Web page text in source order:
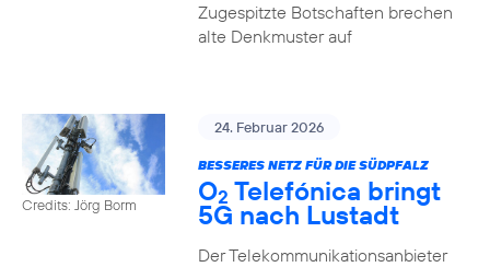
Zugespitzte Botschaften brechen
alte Denkmuster auf
Credits: Jörg Borm
24. Februar 2026
BESSERES NETZ FÜR DIE SÜDPFALZ
O2 Telefónica bringt
5G nach Lustadt
Der Telekommunikationsanbieter